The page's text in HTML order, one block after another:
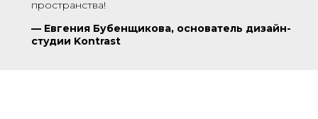
пространства!
— Евгения Бубенщикова, основатель дизайн-
студии Kontrast